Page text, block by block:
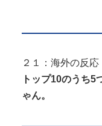
２１：海外の反応
トップ10のうち5
ゃん。